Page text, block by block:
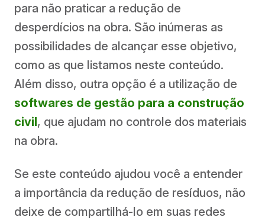
para não praticar a redução de
desperdícios na obra. São inúmeras as
possibilidades de alcançar esse objetivo,
como as que listamos neste conteúdo.
Além disso, outra opção é a utilização de
softwares de gestão para a construção
civil, que ajudam no controle dos materiais
na obra.
Se este conteúdo ajudou você a entender
a importância da redução de resíduos, não
deixe de compartilhá-lo em suas redes